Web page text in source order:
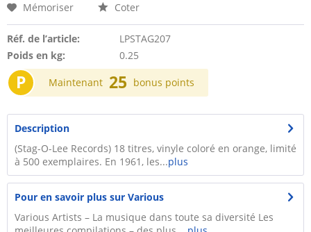
Mémoriser Coter
Réf. de l’article:
LPSTAG207
Poids en kg:
0.25
P Maintenant 25 bonus points
Description
(Stag-O-Lee Records) 18 titres, vinyle coloré en orange, limité
à 500 exemplaires. En 1961, les...plus
Pour en savoir plus sur Various
Various Artists – La musique dans toute sa diversité Les